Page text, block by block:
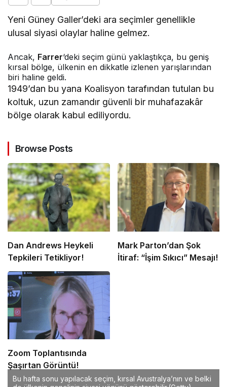
Yeni Güney Galler’deki ara seçimler genellikle
ulusal siyasi olaylar haline gelmez.
Ancak, Farrer‘deki seçim günü yaklaştıkça, bu geniş
kırsal bölge, ülkenin en dikkatle izlenen yarışlarından
biri haline geldi.
1949’dan bu yana Koalisyon tarafından tutulan bu
koltuk, uzun zamandır güvenli bir muhafazakâr
bölge olarak kabul ediliyordu.
Browse Posts
Dan Andrews Heykeli
Tepkileri Tetikliyor!
Mark Parton’dan Şok
İtiraf: “İşim Sıkıcı” Mesajı!
Zoom Toplantısında
Şaşırtan Görüntü!
Bu hafta sonu yapılacak seçim, kırsal Avustralya’nın ve belki